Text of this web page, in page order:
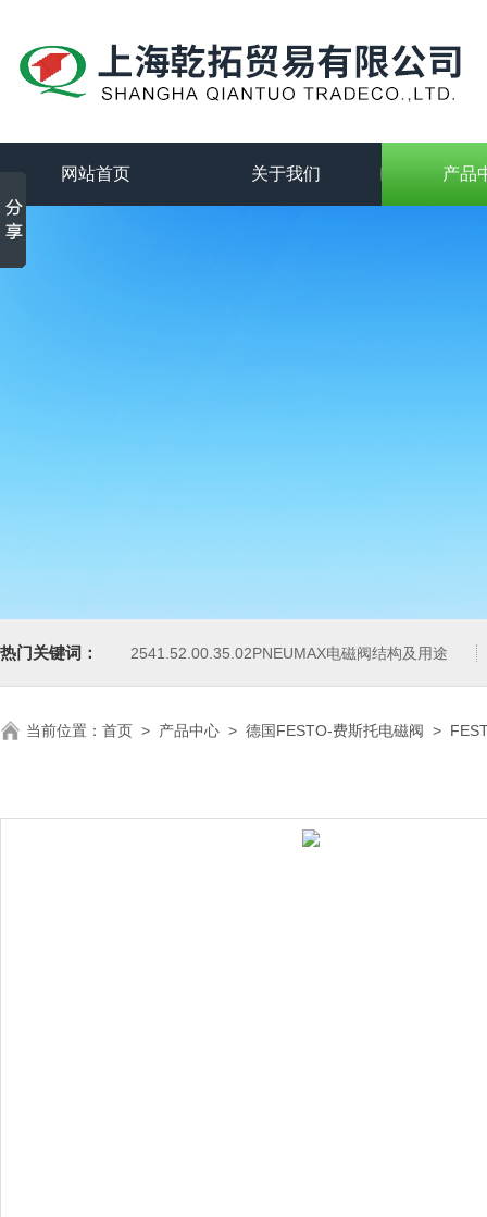
网站首页 关于我们 产品
热门关键词： 2541.52.00.35.02PNEUMAX电磁阀结构及用途
当前位置： 首页 > 产品中心 > 德国FESTO-费斯托电磁阀 >